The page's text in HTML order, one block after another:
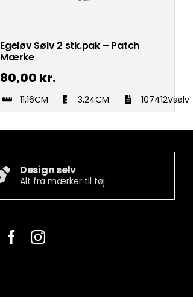
Egeløv Sølv 2 stk.pak – Patch
Mærke
80,00 kr.
11,16CM 3,24CM 107412Vsølv
Design selv
Alt fra mærker til tøj